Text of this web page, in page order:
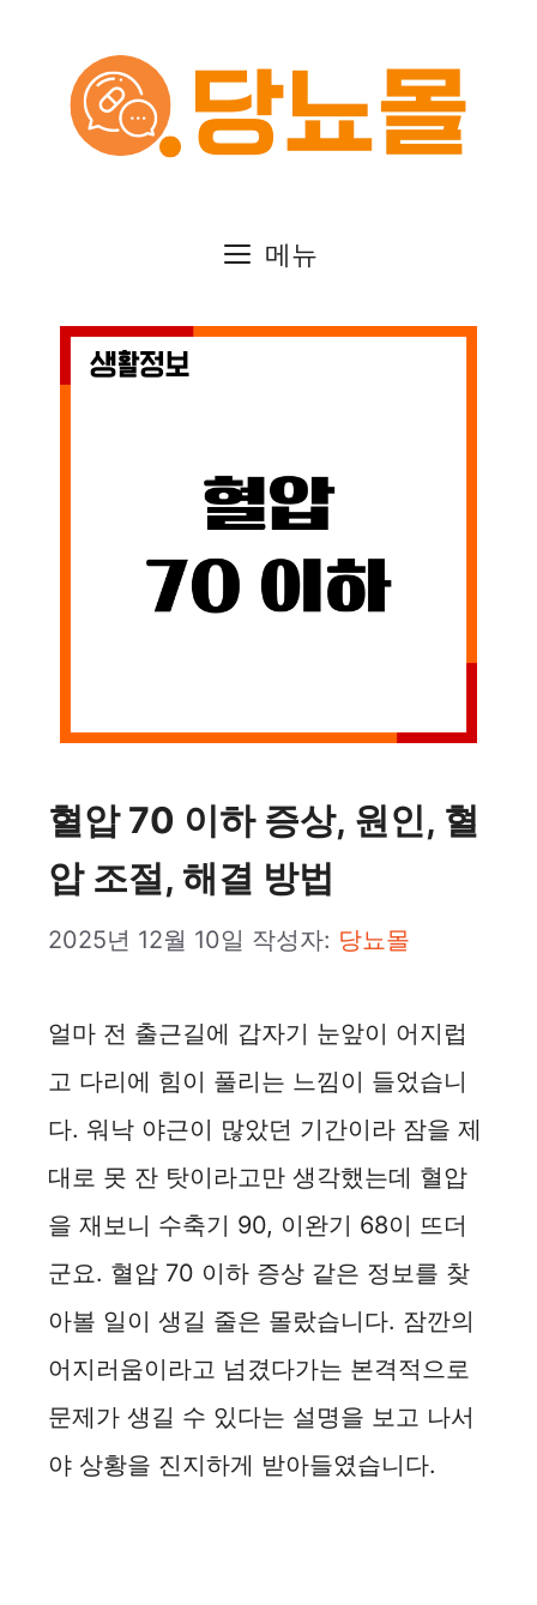
메뉴
혈압 70 이하 증상, 원인, 혈
압 조절, 해결 방법
2025년 12월 10일 작성자: 당뇨몰
얼마 전 출근길에 갑자기 눈앞이 어지럽
고 다리에 힘이 풀리는 느낌이 들었습니
다. 워낙 야근이 많았던 기간이라 잠을 제
대로 못 잔 탓이라고만 생각했는데 혈압
을 재보니 수축기 90, 이완기 68이 뜨더
군요. 혈압 70 이하 증상 같은 정보를 찾
아볼 일이 생길 줄은 몰랐습니다. 잠깐의
어지러움이라고 넘겼다가는 본격적으로
문제가 생길 수 있다는 설명을 보고 나서
야 상황을 진지하게 받아들였습니다.